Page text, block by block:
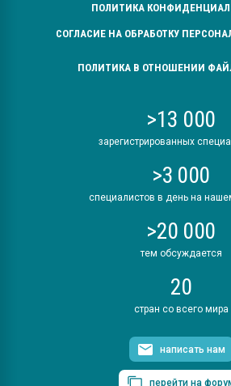
ПОЛИТИКА
СОГЛАСИЕ НА ОБРАБОТКУ
ПОЛИТИКА В ОТНОШЕНИИ
>13 000
зарегистрированных
>3 000
специалистов в день на
>20 000
тем обсуждается
20
стран со всего мира
написать нам
перейти на